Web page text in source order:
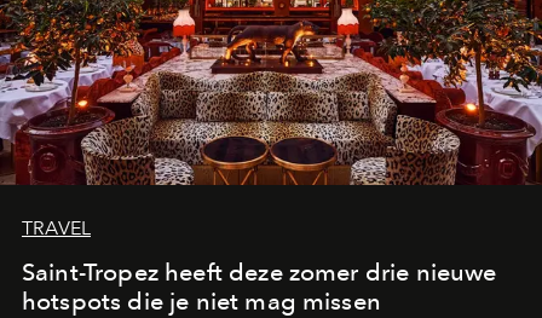
TRAVEL
Saint-Tropez heeft deze zomer drie nieuwe
hotspots die je niet mag missen